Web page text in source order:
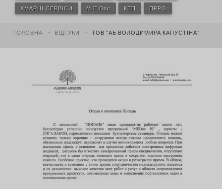
ХМАРНІ СЕРВІСИ M.E.Doc КЕП ПРРО
ГОЛОВНА ВІДГУКИ ТОВ "АБ ВОЛОДИМИРА КАПУСТІНА"